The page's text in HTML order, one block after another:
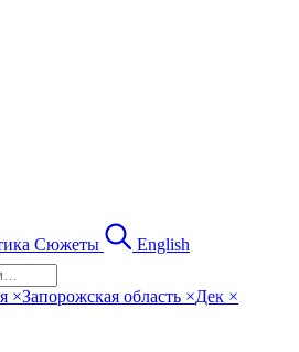
Сюжеты English
×Запорожская область ×Дек ×